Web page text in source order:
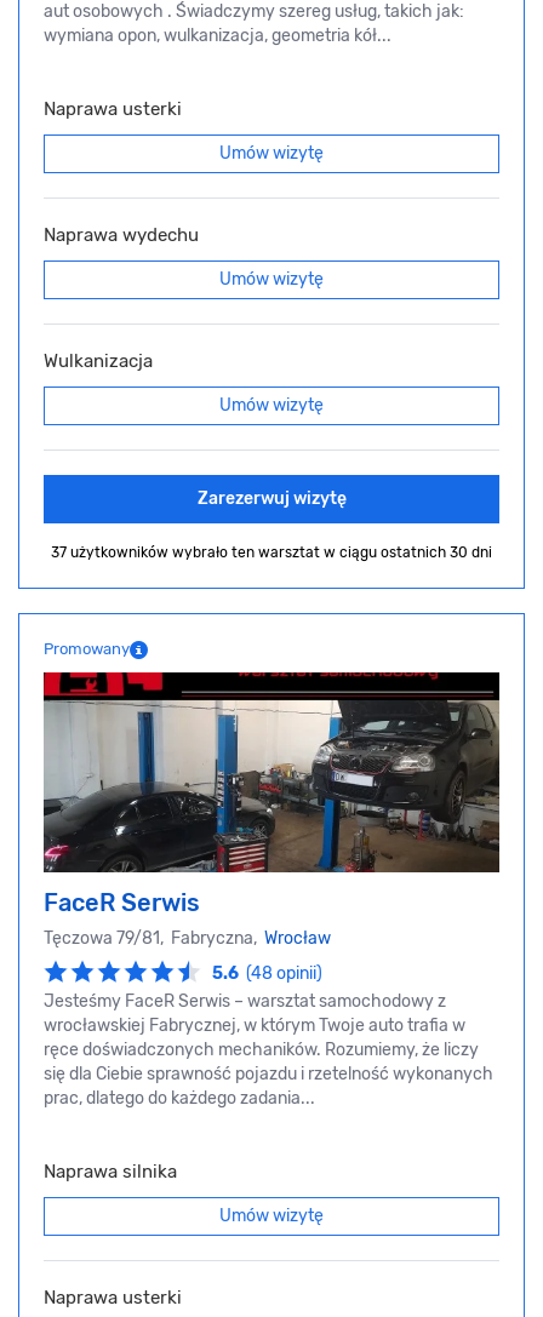
aut osobowych . Świadczymy szereg usług, takich jak:
wymiana opon, wulkanizacja, geometria kół...
Naprawa usterki
Umów wizytę
Naprawa wydechu
Umów wizytę
Wulkanizacja
Umów wizytę
Zarezerwuj wizytę
37 użytkowników wybrało ten warsztat w ciągu ostatnich 30 dni
Promowany
FaceR Serwis
Tęczowa 79/81, Fabryczna, Wrocław
5.6 (48 opinii)
Jesteśmy FaceR Serwis – warsztat samochodowy z
wrocławskiej Fabrycznej, w którym Twoje auto trafia w
ręce doświadczonych mechaników. Rozumiemy, że liczy
się dla Ciebie sprawność pojazdu i rzetelność wykonanych
prac, dlatego do każdego zadania...
Naprawa silnika
Umów wizytę
Naprawa usterki